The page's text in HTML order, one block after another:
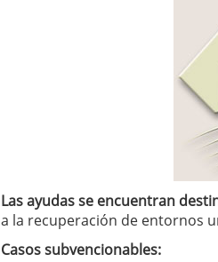
Las ayudas se encuentran
a la recuperación de entornos
Casos subvencionables: